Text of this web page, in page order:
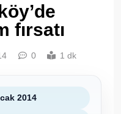
fırsatı
0 1 dk
2014